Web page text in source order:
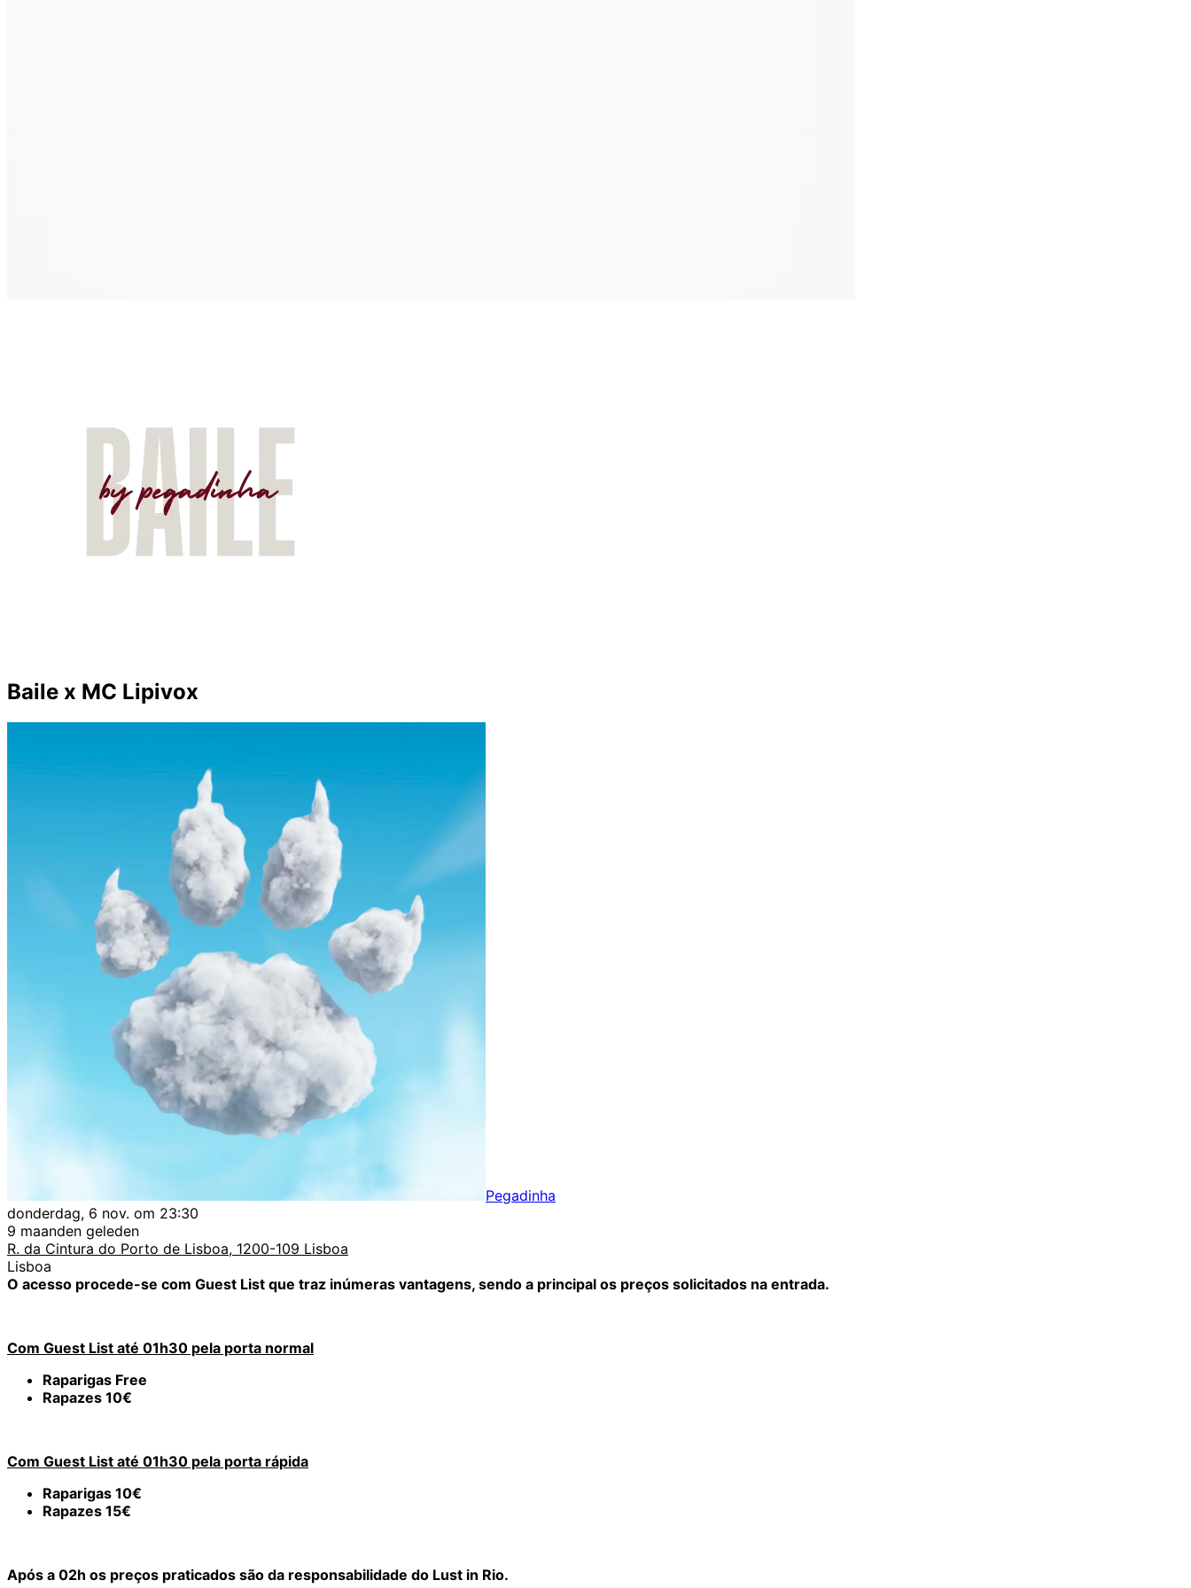
Baile x MC Lipivox
Pegadinha
donderdag, 6 nov. om 23:30
9 maanden geleden
R. da Cintura do Porto de Lisboa, 1200-109 Lisboa
Lisboa
O acesso procede-se com Guest List que traz inúmeras vantagens, sendo a principal os preços solicitados na entrada.
Com Guest List até 01h30 pela porta normal
Raparigas Free
Rapazes 10€
Com Guest List até 01h30 pela porta rápida
Raparigas 10€
Rapazes 15€
Após a 02h os preços praticados são da responsabilidade do Lust in Rio.